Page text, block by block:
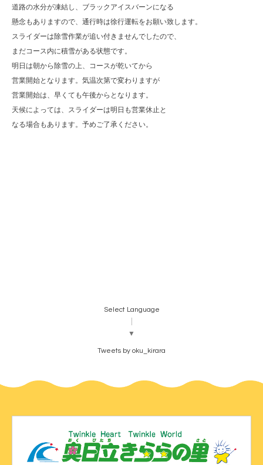
道路の水分が凍結し、ブラックアイスバーンになる
懸念もありますので、通行時は徐行運転をお願い致します。
スライダーは除雪作業が追い付きませんでしたので、
まだコース内に積雪がある状態です。
明日は朝から除雪の上、コースが乾いてから
営業開始となります。気温次第で変わりますが
営業開始は、早くても午後からとなります。
天候によっては、スライダーは明日も営業休止と
なる場合もあります。予めご了承ください。
Select Language
▼
Tweets by oku_kirara